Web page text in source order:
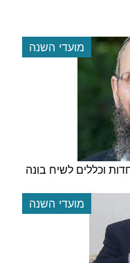
מועדי השנה
וכללים לשיח בונה
מועדי השנה